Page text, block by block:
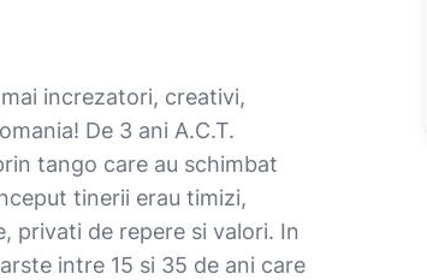
increzatori, creativi,
De 3 ani A.C.T.
tango care au schimbat
tinerii erau timizi,
privati de repere si valori. In
intre 15 si 35 de ani care